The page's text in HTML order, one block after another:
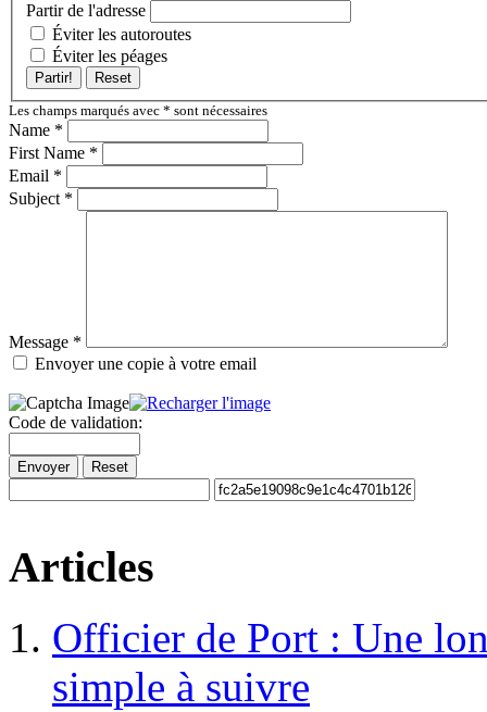
Partir de l'adresse
Éviter les autoroutes
Éviter les péages
Partir!
Reset
Les champs marqués avec * sont nécessaires
Name *
First Name *
Email *
Subject *
Message *
Envoyer une copie à votre email
Code de validation:
Envoyer Reset
Articles
Officier de Port : Une
simple à suivre